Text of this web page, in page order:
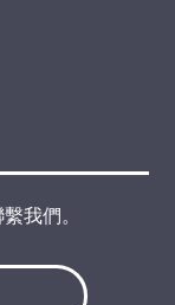
我們。